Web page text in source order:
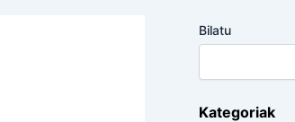
Bilatu
Kategoriak